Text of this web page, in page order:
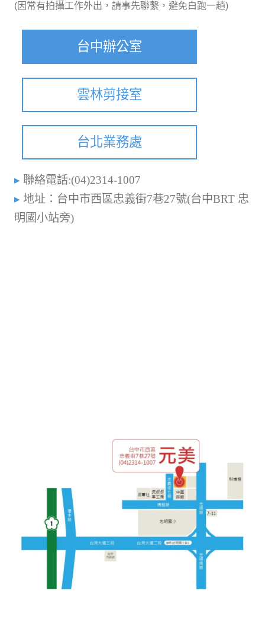
(因常有拍攝工作外出，請事先聯繫，避免白跑一趟)
台中辦公室
雲林剪接室
台北業務處
聯絡電話:(04)2314-1007
地址：台中市西區忠義街7巷27號(台中BRT 忠
明國小站旁)